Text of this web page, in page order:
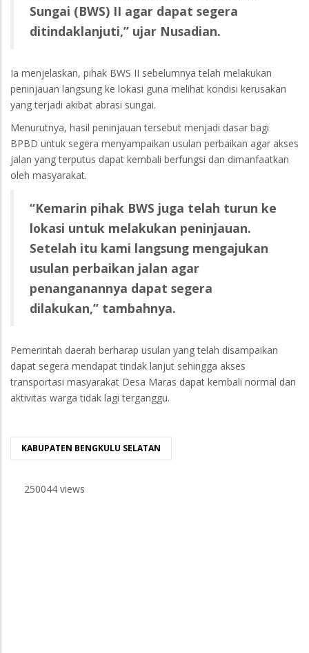
Sungai (BWS) II agar dapat segera
ditindaklanjuti,” ujar Nusadian.
Ia menjelaskan, pihak BWS II sebelumnya telah melakukan
peninjauan langsung ke lokasi guna melihat kondisi kerusakan
yang terjadi akibat abrasi sungai.
Menurutnya, hasil peninjauan tersebut menjadi dasar bagi
BPBD untuk segera menyampaikan usulan perbaikan agar akses
jalan yang terputus dapat kembali berfungsi dan dimanfaatkan
oleh masyarakat.
“Kemarin pihak BWS juga telah turun ke
lokasi untuk melakukan peninjauan.
Setelah itu kami langsung mengajukan
usulan perbaikan jalan agar
penanganannya dapat segera
dilakukan,” tambahnya.
Pemerintah daerah berharap usulan yang telah disampaikan
dapat segera mendapat tindak lanjut sehingga akses
transportasi masyarakat Desa Maras dapat kembali normal dan
aktivitas warga tidak lagi terganggu.
KABUPATEN BENGKULU SELATAN
250044 views